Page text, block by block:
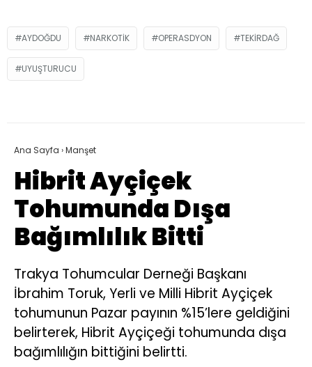
AYDOĞDU NARKOTIK OPERASDYON TEKIRDAĞ
UYUŞTURUCU
Ana Sayfa ›Manşet
Hibrit Ayçiçek
Tohumunda Dışa
Bağımlılık Bitti
Trakya Tohumcular Derneği Başkanı
İbrahim Toruk, Yerli ve Milli Hibrit Ayçiçek
tohumunun Pazar payının %15’lere geldiğini
belirterek, Hibrit Ayçiçeği tohumunda dışa
bağımlılığın bittiğini belirtti.